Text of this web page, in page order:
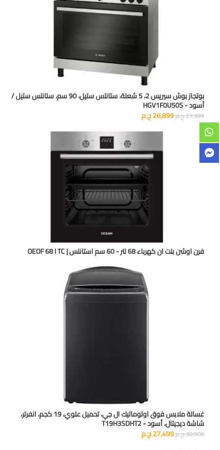
بوتجاز بوش سيريس 2، 5 شعلة، ستانلس ستيل، 90 سم، ستانلس ستيل /
أسود - HGV1F0U50S
27,999ج.م26,899ج.م
فرن اوشن بلت ان كهرباء 68 لتر - 60 سم استانلس | OEOF 68 I TC
غسالة ملابس فوق اوتوماتيك ال جي، تحميل علوي، 19 كجم، انفرتر،
شاشة ديجيتال، أسود - T19H3SDHT2
30,000ج.م27,499ج.م